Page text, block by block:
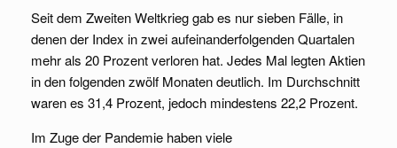
Seit dem Zweiten Weltkrieg gab es nur sieben Fälle, in
denen der Index in zwei aufeinanderfolgenden Quartalen
mehr als 20 Prozent verloren hat. Jedes Mal legten Aktien
in den folgenden zwölf Monaten deutlich. Im Durchschnitt
waren es 31,4 Prozent, jedoch mindestens 22,2 Prozent.
Im Zuge der Pandemie haben viele